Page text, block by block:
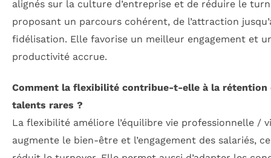
alignés sur la culture d’entreprise et de réduire le
proposant un parcours cohérent, de l’attraction
fidélisation. Elle favorise un meilleur engagement et
productivité accrue.
Comment la flexibilité contribue-t-elle à la rétention
talents rares ?
La flexibilité améliore l’équilibre vie professionnelle /
augmente le bien-être et l’engagement des salariés,